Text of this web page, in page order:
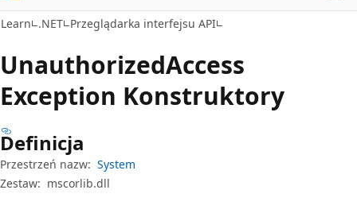
Learn .NET Przeglądarka interfejsu API
UnauthorizedAccess
Exception Konstruktory
Definicja
Przestrzeń nazw: System
Zestaw: mscorlib.dll